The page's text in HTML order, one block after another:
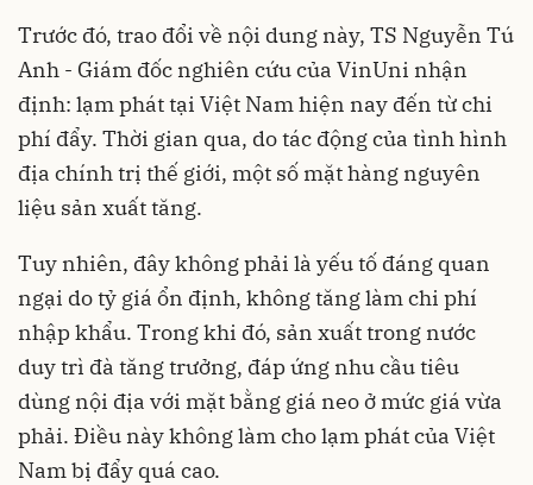
Trước đó, trao đổi về nội dung này, TS Nguyễn Tú
Anh - Giám đốc nghiên cứu của VinUni nhận
định: lạm phát tại Việt Nam hiện nay đến từ chi
phí đẩy. Thời gian qua, do tác động của tình hình
địa chính trị thế giới, một số mặt hàng nguyên
liệu sản xuất tăng.
Tuy nhiên, đây không phải là yếu tố đáng quan
ngại do tỷ giá ổn định, không tăng làm chi phí
nhập khẩu. Trong khi đó, sản xuất trong nước
duy trì đà tăng trưởng, đáp ứng nhu cầu tiêu
dùng nội địa với mặt bằng giá neo ở mức giá vừa
phải. Điều này không làm cho lạm phát của Việt
Nam bị đẩy quá cao.